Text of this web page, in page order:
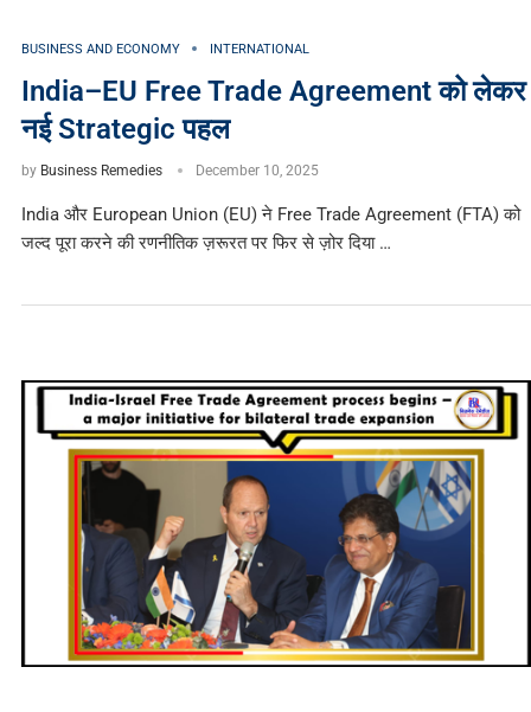
BUSINESS AND ECONOMY INTERNATIONAL
India–EU Free Trade Agreement को लेकर
नई Strategic पहल
by Business Remedies December 10, 2025
India और European Union (EU) ने Free Trade Agreement (FTA) को
जल्द पूरा करने की रणनीतिक ज़रूरत पर फिर से ज़ोर दिया …